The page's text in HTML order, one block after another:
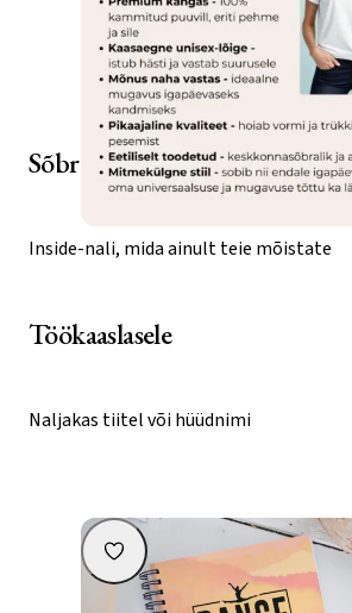
Personaliseeri
Sõbrale
Inside-nali, mida ainult teie mõistate
Töökaaslasele
Naljakas tiitel või hüüdnimi